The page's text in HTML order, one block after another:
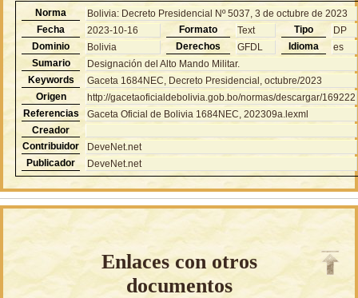
Norma
Bolivia: Decreto Presidencial Nº 5037, 3 de octubre de 2023
Fecha
2023-10-16 Formato Text Tipo
DP
Dominio
Bolivia Derechos GFDL Idioma
es
Sumario
Designación del Alto Mando Militar.
Keywords
Gaceta 1684NEC, Decreto Presidencial, octubre/2023
Origen
http://gacetaoficialdebolivia.gob.bo/normas/descargar/169222
Referencias
Gaceta Oficial de Bolivia 1684NEC, 202309a.lexml
Creador
Contribuidor
DeveNet.net
Publicador
DeveNet.net
Enlaces con otros
documentos